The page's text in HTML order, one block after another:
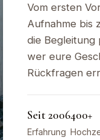
Vom ersten
Aufnahme bis
die Begleitung
wer eure
Rückfragen
Seit 2006
Erfahrung
400+